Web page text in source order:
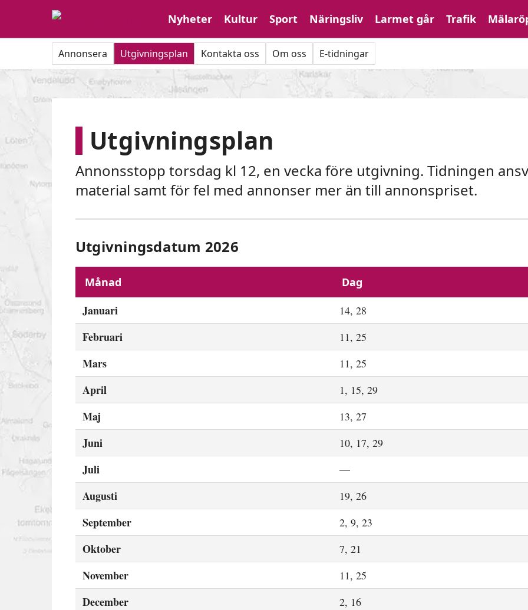
Nyheter Kultur Sport Näringsliv Larmet går Trafik
Annonsera Utgivningsplan Kontakta oss Om oss E-tidningar
Utgivningsplan
Annonsstopp torsdag kl 12, en vecka före utgivning. Tidningen
material samt för fel med annonser mer än till annonspriset.
Utgivningsdatum 2026
Månad Dag
Januari 14, 28
Februari 11, 25
Mars 11, 25
April 1, 15, 29
Maj 13, 27
Juni 10, 17, 29
Juli —
Augusti 19, 26
September 2, 9, 23
Oktober 7, 21
November 11, 25
December 2, 16